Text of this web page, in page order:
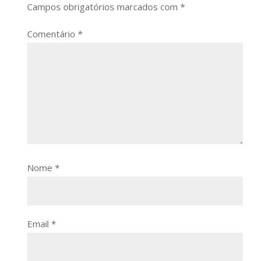
Campos obrigatórios marcados com *
Comentário *
Nome *
Email *